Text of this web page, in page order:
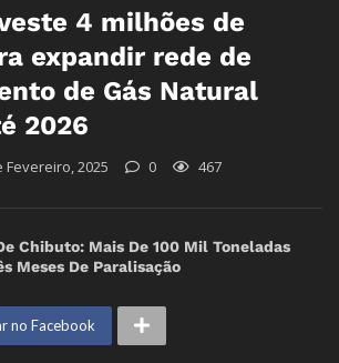
4 milhões de
expandir rede de
de Gás Natural
2026
Fevereiro, 2025 0 467
Chibuto: Mais De 100 Mil Toneladas
Meses De Paralisação
no Facebook